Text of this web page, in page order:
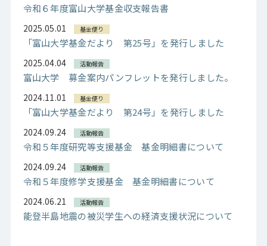
令和６年度富山大学基金収支報告書
2025.05.01 基金便り
「富山大学基金だより 第25号」を発行しました
2025.04.04 活動報告
富山大学 募金案内パンフレットを発行しました。
2024.11.01 基金便り
「富山大学基金だより 第24号」を発行しました
2024.09.24 活動報告
令和５年度研究等支援基金 基金明細書について
2024.09.24 活動報告
令和５年度修学支援基金 基金明細書について
2024.06.21 活動報告
能登半島地震の被災学生への経済支援状況について